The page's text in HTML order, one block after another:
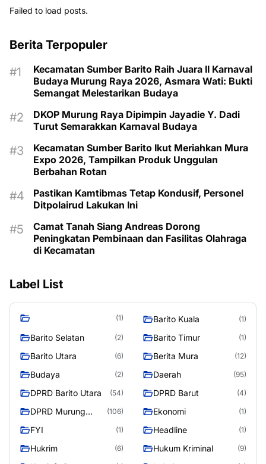
Failed to load posts.
Berita Terpopuler
Kecamatan Sumber Barito Raih Juara II Karnaval
Budaya Murung Raya 2026, Asmara Wati: Bukti
Semangat Melestarikan Budaya
DKOP Murung Raya Dipimpin Jayadie Y. Dadi
Turut Semarakkan Karnaval Budaya
Kecamatan Sumber Barito Ikut Meriahkan Mura
Expo 2026, Tampilkan Produk Unggulan
Berbahan Rotan
Pastikan Kamtibmas Tetap Kondusif, Personel
Ditpolairud Lakukan Ini
Camat Tanah Siang Andreas Dorong
Peningkatan Pembinaan dan Fasilitas Olahraga
di Kecamatan
Label List
(1) Barito Kuala (1)
Barito Selatan (2) Barito Timur (1)
Barito Utara (6) Berita Mura (12)
Budaya (2) Daerah (95)
DPRD Barito Utara (54) DPRD Barut (4)
DPRD Murung
Raya
(106) Ekonomi (1)
FYI (1) Headline (1)
Hukrim (6) Hukum Kriminal (9)